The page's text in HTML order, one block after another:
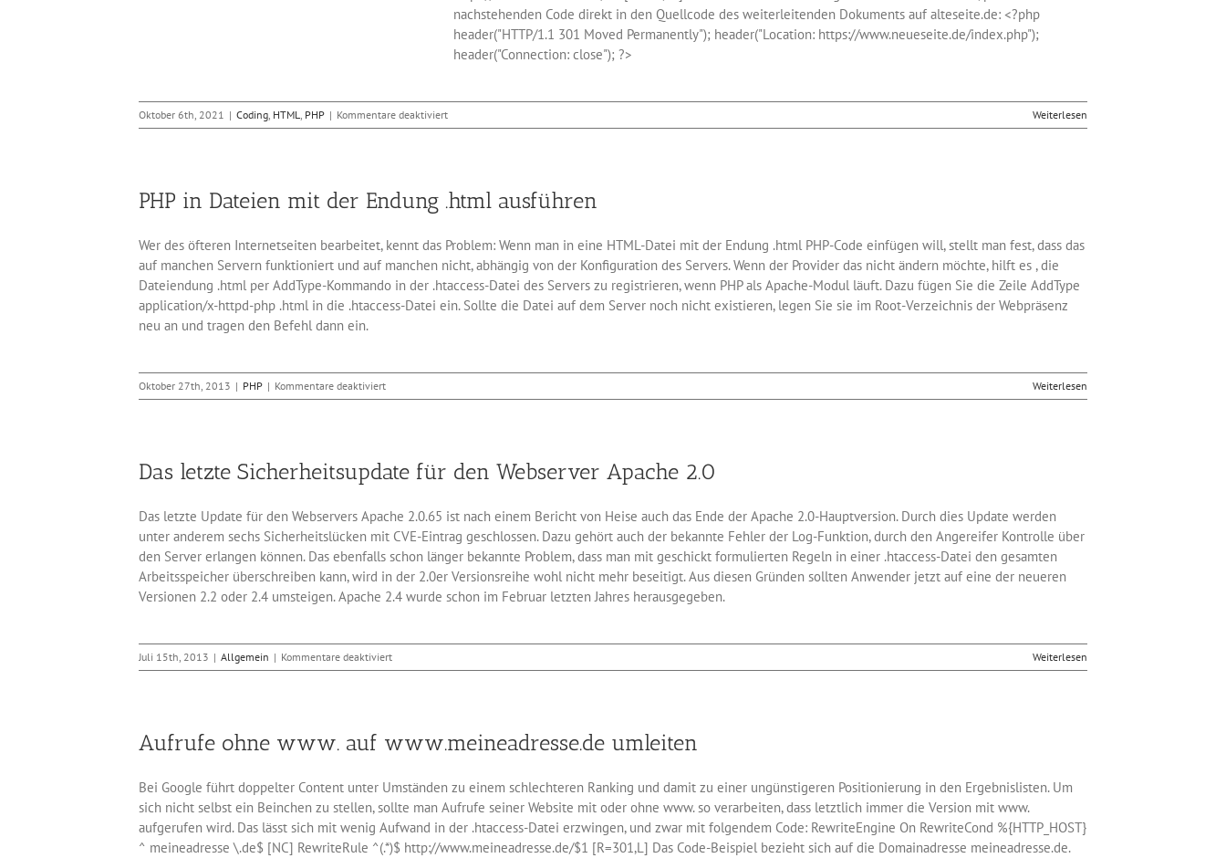
nachstehenden Code direkt in den Quellcode des weiterleitenden Dokuments auf alteseite.de: <?php
header("HTTP/1.1 301 Moved Permanently"); header("Location: https://www.neueseite.de/index.php");
header("Connection: close"); ?>
Oktober 6th, 2021 | Coding, HTML, PHP | Kommentare deaktiviertfür
Dauerhafte
neue
Domainadresse
Weiterlesen
PHP in Dateien mit der Endung .html ausführen
Wer des öfteren Internetseiten bearbeitet, kennt das Problem: Wenn man in eine HTML-Datei mit der Endung .html PHP-Code einfügen will, stellt man fest, dass das
auf manchen Servern funktioniert und auf manchen nicht, abhängig von der Konfiguration des Servers. Wenn der Provider das nicht ändern möchte, hilft es , die
Dateiendung .html per AddType-Kommando in der .htaccess-Datei des Servers zu registrieren, wenn PHP als Apache-Modul läuft. Dazu fügen Sie die Zeile AddType
application/x-httpd-php .html in die .htaccess-Datei ein. Sollte die Datei auf dem Server noch nicht existieren, legen Sie sie im Root-Verzeichnis der Webpräsenz
neu an und tragen den Befehl dann ein.
Oktober 27th, 2013 | PHP | Kommentare deaktiviertfür
PHP
der
Endung
ausführen
Weiterlesen
Das letzte Sicherheitsupdate für den Webserver Apache 2.0
Das letzte Update für den Webservers Apache 2.0.65 ist nach einem Bericht von Heise auch das Ende der Apache 2.0-Hauptversion. Durch dies Update werden
unter anderem sechs Sicherheitslücken mit CVE-Eintrag geschlossen. Dazu gehört auch der bekannte Fehler der Log-Funktion, durch den Angereifer Kontrolle über
den Server erlangen können. Das ebenfalls schon länger bekannte Problem, dass man mit geschickt formulierten Regeln in einer .htaccess-Datei den gesamten
Arbeitsspeicher überschreiben kann, wird in der 2.0er Versionsreihe wohl nicht mehr beseitigt. Aus diesen Gründen sollten Anwender jetzt auf eine der neueren
Versionen 2.2 oder 2.4 umsteigen. Apache 2.4 wurde schon im Februar letzten Jahres herausgegeben.
Juli 15th, 2013 | Allgemein | Kommentare deaktiviertfür
Das
den
Webserver
2.0
Weiterlesen
Aufrufe ohne www. auf www.meineadresse.de umleiten
Bei Google führt doppelter Content unter Umständen zu einem schlechteren Ranking und damit zu einer ungünstigeren Positionierung in den Ergebnislisten. Um
sich nicht selbst ein Beinchen zu stellen, sollte man Aufrufe seiner Website mit oder ohne www. so verarbeiten, dass letztlich immer die Version mit www.
aufgerufen wird. Das lässt sich mit wenig Aufwand in der .htaccess-Datei erzwingen, und zwar mit folgendem Code: RewriteEngine On RewriteCond %{HTTP_HOST}
^ meineadresse \.de$ [NC] RewriteRule ^(.*)$ http://www.meineadresse.de/$1 [R=301,L] Das Code-Beispiel bezieht sich auf die Domainadresse meineadresse.de.